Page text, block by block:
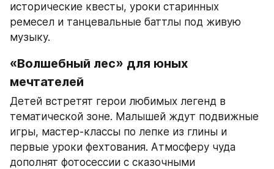
исторические квесты, уроки старинных
ремесел и танцевальные баттлы под живую
музыку.
«Волшебный лес» для юных
мечтателей
Детей встретят герои любимых легенд в
тематической зоне. Малышей ждут подвижные
игры, мастер-классы по лепке из глины и
первые уроки фехтования. Атмосферу чуда
дополнят фотосессии с сказочными